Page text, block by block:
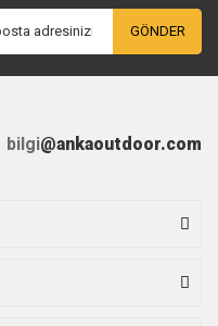
GÖNDER
bilgi@ankaoutdoor.com